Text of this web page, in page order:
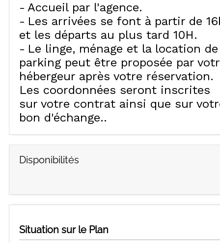
Accueil par l'agence
Les arrivées se font à partir de
et les départs au plus tard 10H
Le linge, ménage et la location de
parking peut être proposée par
hébergeur après votre réservation.
Les coordonnées seront inscrites
sur votre contrat ainsi que sur
bon d'échange.
Disponibilités
Situation sur le Plan